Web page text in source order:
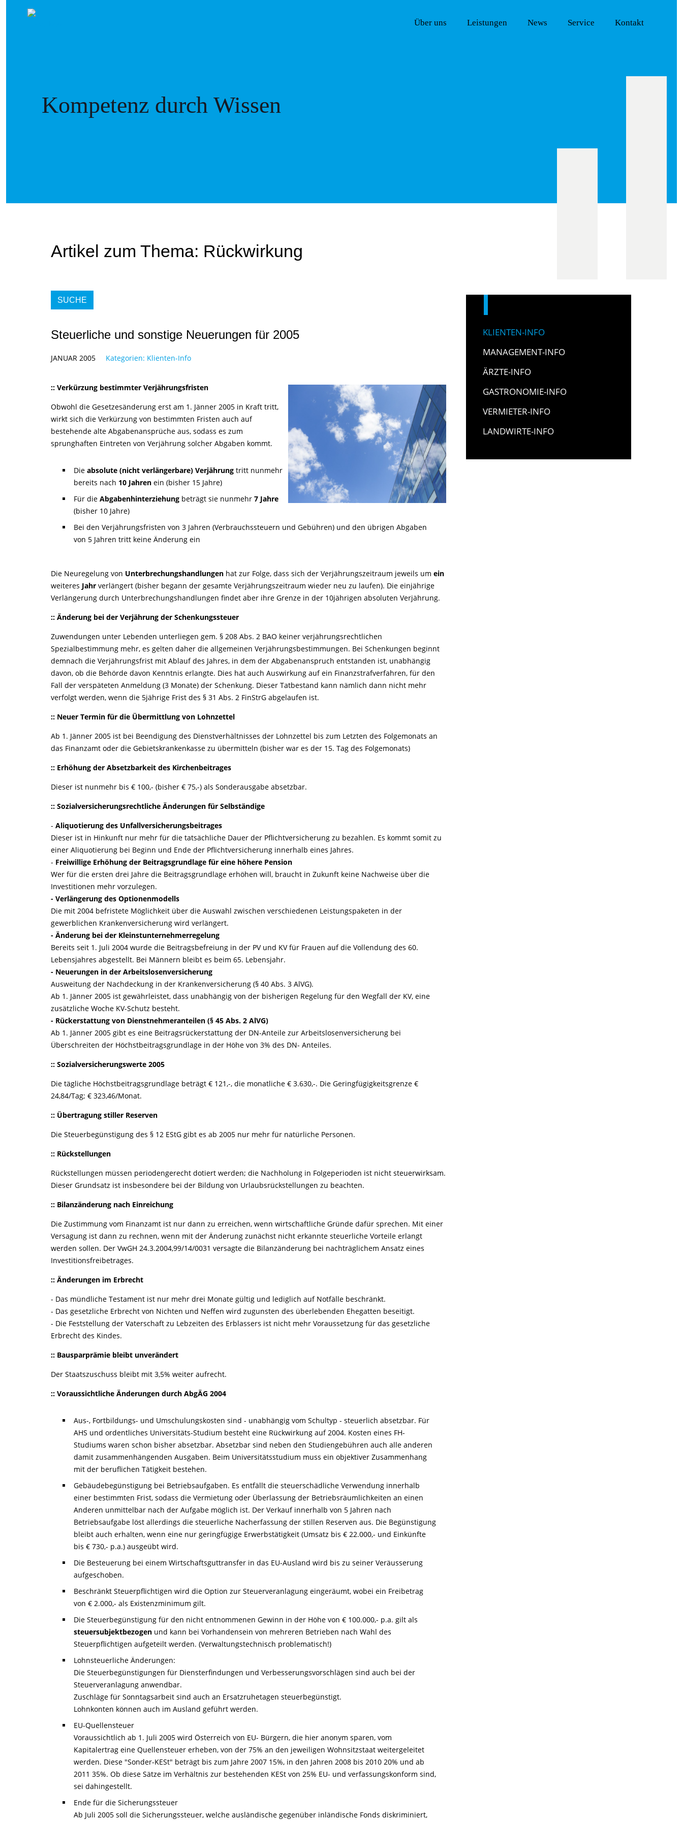
Über uns Leistungen News Service Kontakt
Kompetenz durch Wissen
Artikel zum Thema: Rückwirkung
SUCHE
Steuerliche und sonstige Neuerungen für 2005
JANUAR 2005 Kategorien: Klienten-Info
:: Verkürzung bestimmter Verjährungsfristen
Obwohl die Gesetzesänderung erst am 1. Jänner 2005 in Kraft tritt,
wirkt sich die Verkürzung von bestimmten Fristen auch auf
bestehende alte Abgabenansprüche aus, sodass es zum
sprunghaften Eintreten von Verjährung solcher Abgaben kommt.
Die absolute (nicht verlängerbare) Verjährung tritt nunmehr
bereits nach 10 Jahrenein (bisher 15 Jahre)
Für die Abgabenhinterziehungbeträgt sie nunmehr 7 Jahre
(bisher 10 Jahre)
Bei den Verjährungsfristen von 3 Jahren (Verbrauchssteuern und Gebühren) und den übrigen Abgaben
von 5 Jahren tritt keine Änderung ein
Die Neuregelung von Unterbrechungshandlungenhat zur Folge, dass sich der Verjährungszeitraum jeweils um ein
weiteres Jahrverlängert (bisher begann der gesamte Verjährungszeitraum wieder neu zu laufen). Die einjährige
Verlängerung durch Unterbrechungshandlungen findet aber ihre Grenze in der 10jährigen absoluten Verjährung.
:: Änderung bei der Verjährung der Schenkungssteuer
Zuwendungen unter Lebenden unterliegen gem. § 208 Abs. 2 BAO keiner verjährungsrechtlichen
Spezialbestimmung mehr, es gelten daher die allgemeinen Verjährungsbestimmungen. Bei Schenkungen beginnt
demnach die Verjährungsfrist mit Ablauf des Jahres, in dem der Abgabenanspruch entstanden ist, unabhängig
davon, ob die Behörde davon Kenntnis erlangte. Dies hat auch Auswirkung auf ein Finanzstrafverfahren, für den
Fall der verspäteten Anmeldung (3 Monate) der Schenkung. Dieser Tatbestand kann nämlich dann nicht mehr
verfolgt werden, wenn die 5jährige Frist des § 31 Abs. 2 FinStrG abgelaufen ist.
:: Neuer Termin für die Übermittlung von Lohnzettel
Ab 1. Jänner 2005 ist bei Beendigung des Dienstverhältnisses der Lohnzettel bis zum Letzten des Folgemonats an
das Finanzamt oder die Gebietskrankenkasse zu übermitteln (bisher war es der 15. Tag des Folgemonats)
:: Erhöhung der Absetzbarkeit des Kirchenbeitrages
Dieser ist nunmehr bis € 100,- (bisher € 75,-) als Sonderausgabe absetzbar.
:: Sozialversicherungsrechtliche Änderungen für Selbständige
- Aliquotierung des Unfallversicherungsbeitrages
Dieser ist in Hinkunft nur mehr für die tatsächliche Dauer der Pflichtversicherung zu bezahlen. Es kommt somit zu
einer Aliquotierung bei Beginn und Ende der Pflichtversicherung innerhalb eines Jahres.
- Freiwillige Erhöhung der Beitragsgrundlage für eine höhere Pension
Wer für die ersten drei Jahre die Beitragsgrundlage erhöhen will, braucht in Zukunft keine Nachweise über die
Investitionen mehr vorzulegen.
- Verlängerung des Optionenmodells
Die mit 2004 befristete Möglichkeit über die Auswahl zwischen verschiedenen Leistungspaketen in der
gewerblichen Krankenversicherung wird verlängert.
- Änderung bei der Kleinstunternehmerregelung
Bereits seit 1. Juli 2004 wurde die Beitragsbefreiung in der PV und KV für Frauen auf die Vollendung des 60.
Lebensjahres abgestellt. Bei Männern bleibt es beim 65. Lebensjahr.
- Neuerungen in der Arbeitslosenversicherung
Ausweitung der Nachdeckung in der Krankenversicherung (§ 40 Abs. 3 AlVG).
Ab 1. Jänner 2005 ist gewährleistet, dass unabhängig von der bisherigen Regelung für den Wegfall der KV, eine
zusätzliche Woche KV-Schutz besteht.
- Rückerstattung von Dienstnehmeranteilen (§ 45 Abs. 2 AlVG)
Ab 1. Jänner 2005 gibt es eine Beitragsrückerstattung der DN-Anteile zur Arbeitslosenversicherung bei
Überschreiten der Höchstbeitragsgrundlage in der Höhe von 3% des DN- Anteiles.
:: Sozialversicherungswerte 2005
Die tägliche Höchstbeitragsgrundlage beträgt € 121,-, die monatliche € 3.630,-. Die Geringfügigkeitsgrenze €
24,84/Tag; € 323,46/Monat.
:: Übertragung stiller Reserven
Die Steuerbegünstigung des § 12 EStG gibt es ab 2005 nur mehr für natürliche Personen.
:: Rückstellungen
Rückstellungen müssen periodengerecht dotiert werden; die Nachholung in Folgeperioden ist nicht steuerwirksam.
Dieser Grundsatz ist insbesondere bei der Bildung von Urlaubsrückstellungen zu beachten.
:: Bilanzänderung nach Einreichung
Die Zustimmung vom Finanzamt ist nur dann zu erreichen, wenn wirtschaftliche Gründe dafür sprechen. Mit einer
Versagung ist dann zu rechnen, wenn mit der Änderung zunächst nicht erkannte steuerliche Vorteile erlangt
werden sollen. Der VwGH 24.3.2004,99/14/0031 versagte die Bilanzänderung bei nachträglichem Ansatz eines
Investitionsfreibetrages.
:: Änderungen im Erbrecht
- Das mündliche Testament ist nur mehr drei Monate gültig und lediglich auf Notfälle beschränkt.
- Das gesetzliche Erbrecht von Nichten und Neffen wird zugunsten des überlebenden Ehegatten beseitigt.
- Die Feststellung der Vaterschaft zu Lebzeiten des Erblassers ist nicht mehr Voraussetzung für das gesetzliche
Erbrecht des Kindes.
:: Bausparprämie bleibt unverändert
Der Staatszuschuss bleibt mit 3,5% weiter aufrecht.
:: Voraussichtliche Änderungen durch AbgÄG 2004
Aus-, Fortbildungs- und Umschulungskosten sind - unabhängig vom Schultyp - steuerlich absetzbar. Für
AHS und ordentliches Universitäts-Studium besteht eine Rückwirkung auf 2004. Kosten eines FH-
Studiums waren schon bisher absetzbar. Absetzbar sind neben den Studiengebühren auch alle anderen
damit zusammenhängenden Ausgaben. Beim Universitätsstudium muss ein objektiver Zusammenhang
mit der beruflichen Tätigkeit bestehen.
Gebäudebegünstigung bei Betriebsaufgaben. Es entfällt die steuerschädliche Verwendung innerhalb
einer bestimmten Frist, sodass die Vermietung oder Überlassung der Betriebsräumlichkeiten an einen
Anderen unmittelbar nach der Aufgabe möglich ist. Der Verkauf innerhalb von 5 Jahren nach
Betriebsaufgabe löst allerdings die steuerliche Nacherfassung der stillen Reserven aus. Die Begünstigung
bleibt auch erhalten, wenn eine nur geringfügige Erwerbstätigkeit (Umsatz bis € 22.000,- und Einkünfte
bis € 730,- p.a.) ausgeübt wird.
Die Besteuerung bei einem Wirtschaftsguttransfer in das EU-Ausland wird bis zu seiner Veräusserung
aufgeschoben.
Beschränkt Steuerpflichtigen wird die Option zur Steuerveranlagung eingeräumt, wobei ein Freibetrag
von € 2.000,- als Existenzminimum gilt.
Die Steuerbegünstigung für den nicht entnommenen Gewinn in der Höhe von € 100.000,- p.a. gilt als
steuersubjektbezogenund kann bei Vorhandensein von mehreren Betrieben nach Wahl des
Steuerpflichtigen aufgeteilt werden. (Verwaltungstechnisch problematisch!)
Lohnsteuerliche Änderungen:
Die Steuerbegünstigungen für Diensterfindungen und Verbesserungsvorschlägen sind auch bei der
Steuerveranlagung anwendbar.
Zuschläge für Sonntagsarbeit sind auch an Ersatzruhetagen steuerbegünstigt.
Lohnkonten können auch im Ausland geführt werden.
EU-Quellensteuer
Voraussichtlich ab 1. Juli 2005 wird Österreich von EU- Bürgern, die hier anonym sparen, vom
Kapitalertrag eine Quellensteuer erheben, von der 75% an den jeweiligen Wohnsitzstaat weitergeleitet
werden. Diese "Sonder-KESt" beträgt bis zum Jahre 2007 15%, in den Jahren 2008 bis 2010 20% und ab
2011 35%. Ob diese Sätze im Verhältnis zur bestehenden KESt von 25% EU- und verfassungskonform sind,
sei dahingestellt.
Ende für die Sicherungssteuer
Ab Juli 2005 soll die Sicherungssteuer, welche ausländische gegenüber inländische Fonds diskriminiert,
KLIENTEN-INFO
MANAGEMENT-INFO
ÄRZTE-INFO
GASTRONOMIE-INFO
VERMIETER-INFO
LANDWIRTE-INFO